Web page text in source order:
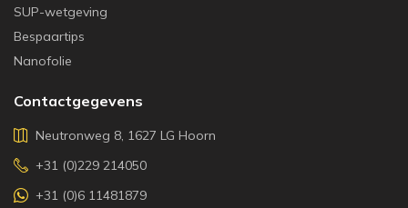
SUP-wetgeving
Bespaartips
Nanofolie
Contactgegevens
Neutronweg 8, 1627 LG Hoorn
+31 (0)229 214050
+31 (0)6 11481879